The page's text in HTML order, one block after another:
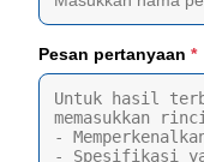
Pesan pertanyaan *